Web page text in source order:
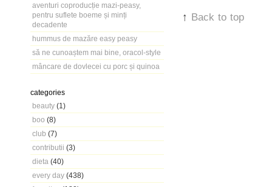
aventuri coproducție mazi-peasy,
pentru suflete boeme și minți
decadente
hummus de mazăre easy peasy
să ne cunoaștem mai bine, oracol-style
mâncare de dovlecei cu porc și quinoa
categories
beauty (1)
boo (8)
club (7)
contributii (3)
dieta (40)
every day (438)
↑ Back to top